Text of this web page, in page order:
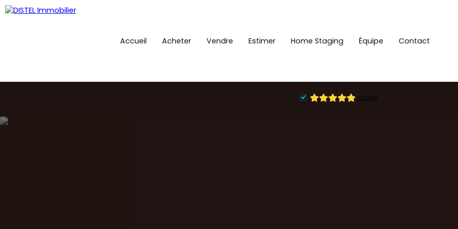
Accueil Acheter Vendre Estimer Home Staging Équipe Contact